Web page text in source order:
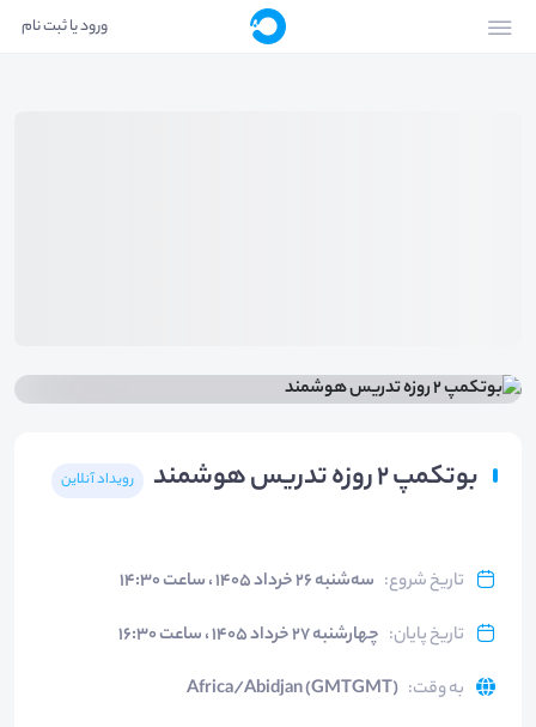
ورود یا ثبت نام
بوتکمپ ۲ روزه تدریس هوشمند رویداد آنلاین
تاریخ شروع: سه‌شنبه ۲۶ خرداد ۱۴۰۵ ، ساعت ۱۴:۳۰
تاریخ پایان: چهارشنبه ۲۷ خرداد ۱۴۰۵ ، ساعت ۱۶:۳۰
به وقت:
Africa/Abidjan (GMTGMT)